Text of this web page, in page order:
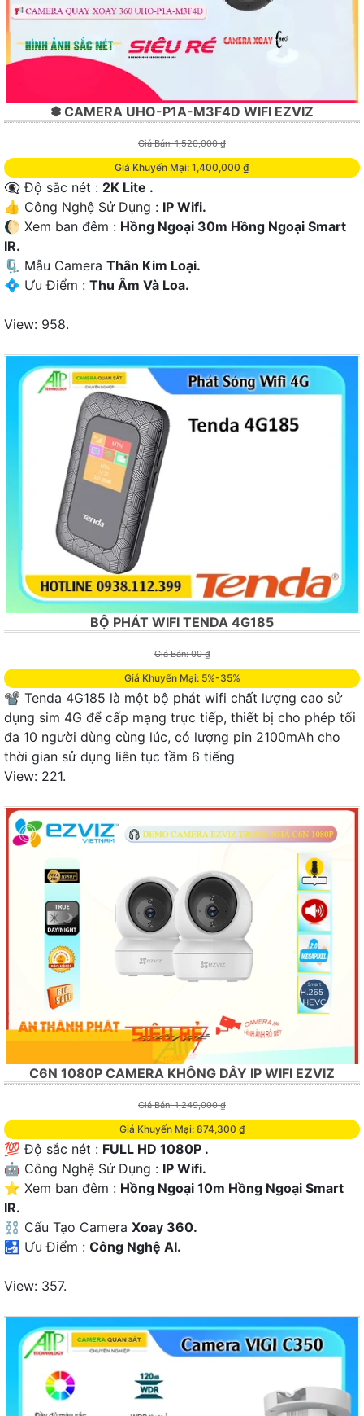
✽ CAMERA UHO-P1A-M3F4D WIFI EZVIZ
Giá Bán: 1,520,000 ₫
Giá Khuyến Mại: 1,400,000 ₫
👁️‍🗨 Độ sắc nét : 2K Lite .
👍 Công Nghệ Sử Dụng : IP Wifi.
🌔 Xem ban đêm : Hồng Ngoại 30m Hồng Ngoại Smart
IR.
🗜️ Mẫu Camera Thân Kim Loại.
️💠 Ưu Điểm : Thu Âm Và Loa.
View: 958.
BỘ PHÁT WIFI TENDA 4G185
Giá Bán: 00 ₫
Giá Khuyến Mại: 5%-35%
📽 Tenda 4G185 là một bộ phát wifi chất lượng cao sử
dụng sim 4G để cấp mạng trực tiếp, thiết bị cho phép tối
đa 10 người dùng cùng lúc, có lượng pin 2100mAh cho
thời gian sử dụng liên tục tầm 6 tiếng
View: 221.
C6N 1080P CAMERA KHÔNG DÂY IP WIFI EZVIZ
Giá Bán: 1,249,000 ₫
Giá Khuyến Mại: 874,300 ₫
💯 Độ sắc nét : FULL HD 1080P .
🤖️ Công Nghệ Sử Dụng : IP Wifi.
⭐ Xem ban đêm : Hồng Ngoại 10m Hồng Ngoại Smart
IR.
⛓ Cấu Tạo Camera Xoay 360.
️🛃 Ưu Điểm : Công Nghệ AI.
View: 357.